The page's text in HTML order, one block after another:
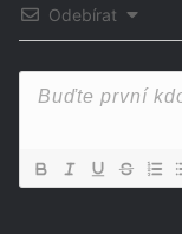
Odebírat